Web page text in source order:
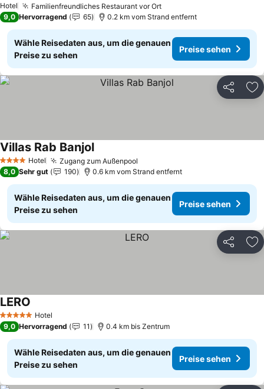
Hotel Familienfreundliches Restaurant vor OrtPreise sehen
9,0 Hervorragend 65 0.2 km vom Strand entfernt
Wähle Reisedaten aus, um die genauen
Preise zu sehen
Preise sehen
Teilen
4 Sterne Hotel Zugang zum Außenpool
Villas Rab BanjolPreise sehen
8,0 Sehr gut 190 0.6 km vom Strand entfernt
Wähle Reisedaten aus, um die genauen
Preise zu sehen
Preise sehen
Teilen
5 Sterne Hotel
LERO
9,0 Hervorragend 11 0.4 km bis Zentrum
Wähle Reisedaten aus, um die genauen
Preise zu sehen
Preise sehen